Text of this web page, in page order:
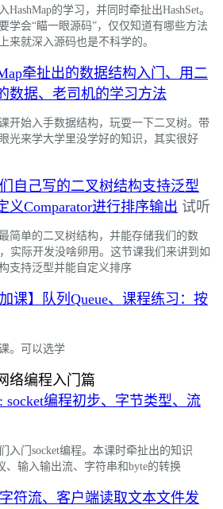
HashMap的学习，并同时牵扯出HashSet。
学会“瞄一眼源码”，仅仅知道有哪些方法
来就深入源码也是不科学的。
牵扯出的数据结构入门、用二
数据、老司机的学习方法
开始入手数据结构，玩耍一下二叉树。带
光来学大学里没学好的知识，其实很好
自己写的二叉树结构支持泛型
义Comparator进行排序输出 试听
简单的二叉树结构，并能存储我们的数
实际开发没啥卵用。这节课我们来讲到如
支持泛型并能自定义排序
课】队列Queue、课程练习：按
。可以选学
络编程入门篇
socket编程初步、字节类型、流
入门socket编程。本课时牵扯出的知识
、输入输出流、字符串和byte的转换
符流、客户端读取文本文件发